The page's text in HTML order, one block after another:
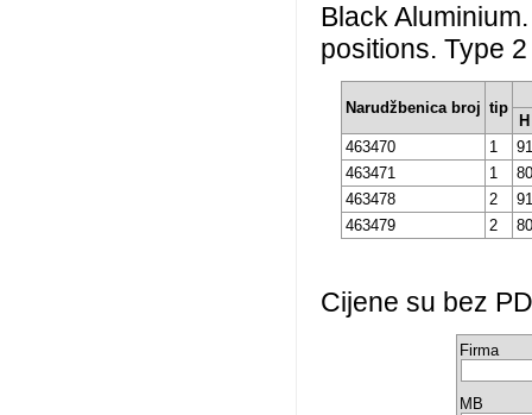
Black
positions. Type
Narudžbenica broj tip
H
463470
1
91
463471
1
80
463478
2
91
463479
2 80
Cijene su bez
Firma
MB